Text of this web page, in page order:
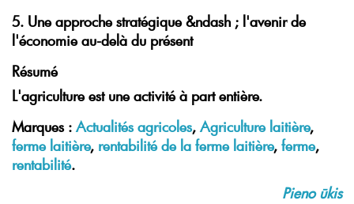
5. Une approche stratégique &ndash ; l'avenir de
l'économie au-delà du présent
Résumé
L'agriculture est une activité à part entière.
Marques : Actualités agricoles, Agriculture laitière,
ferme laitière, rentabilité de la ferme laitière, ferme,
rentabilité.
Pieno ūkis